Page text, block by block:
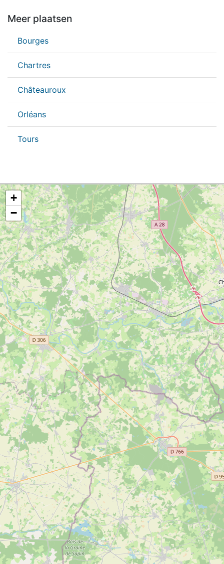
Meer plaatsen
Bourges
Chartres
Châteauroux
Orléans
Tours
+
−